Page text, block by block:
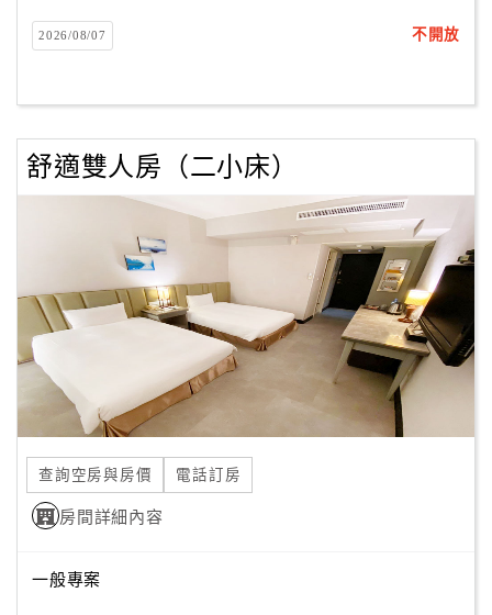
2026/08/07 不開放
舒適雙人房（二小床）
查詢空房與房價 電話訂房
房間詳細內容
一般專案